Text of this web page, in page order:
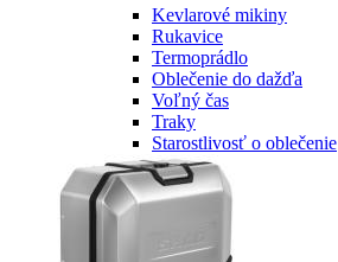
Kevlarové mikiny
Rukavice
Termoprádlo
Oblečenie do dažďa
Voľný čas
Traky
Starostlivosť o oblečenie